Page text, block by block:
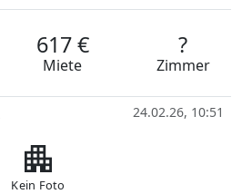
617 €
Miete
?
Zimmer
24.02.26, 10:51
apartment
Kein Foto